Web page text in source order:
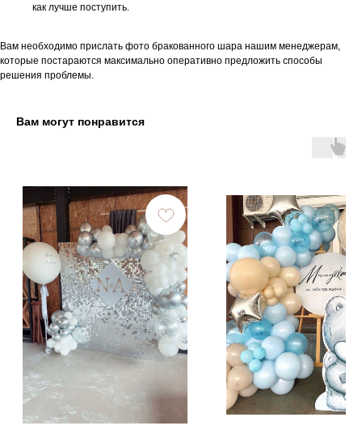
как лучше поступить.
Вам необходимо прислать фото бракованного шара нашим менеджерам,
которые постараются максимально оперативно предложить способы
решения проблемы.
Вам могут понравится